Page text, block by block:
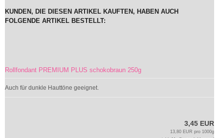
KUNDEN, DIE DIESEN ARTIKEL KAUFTEN, HABEN AUCH
FOLGENDE ARTIKEL BESTELLT:
Rollfondant PREMIUM PLUS schokobraun 250g
Auch für dunkle Hauttöne geeignet.
3,45 EUR
13,80 EUR pro 1000g